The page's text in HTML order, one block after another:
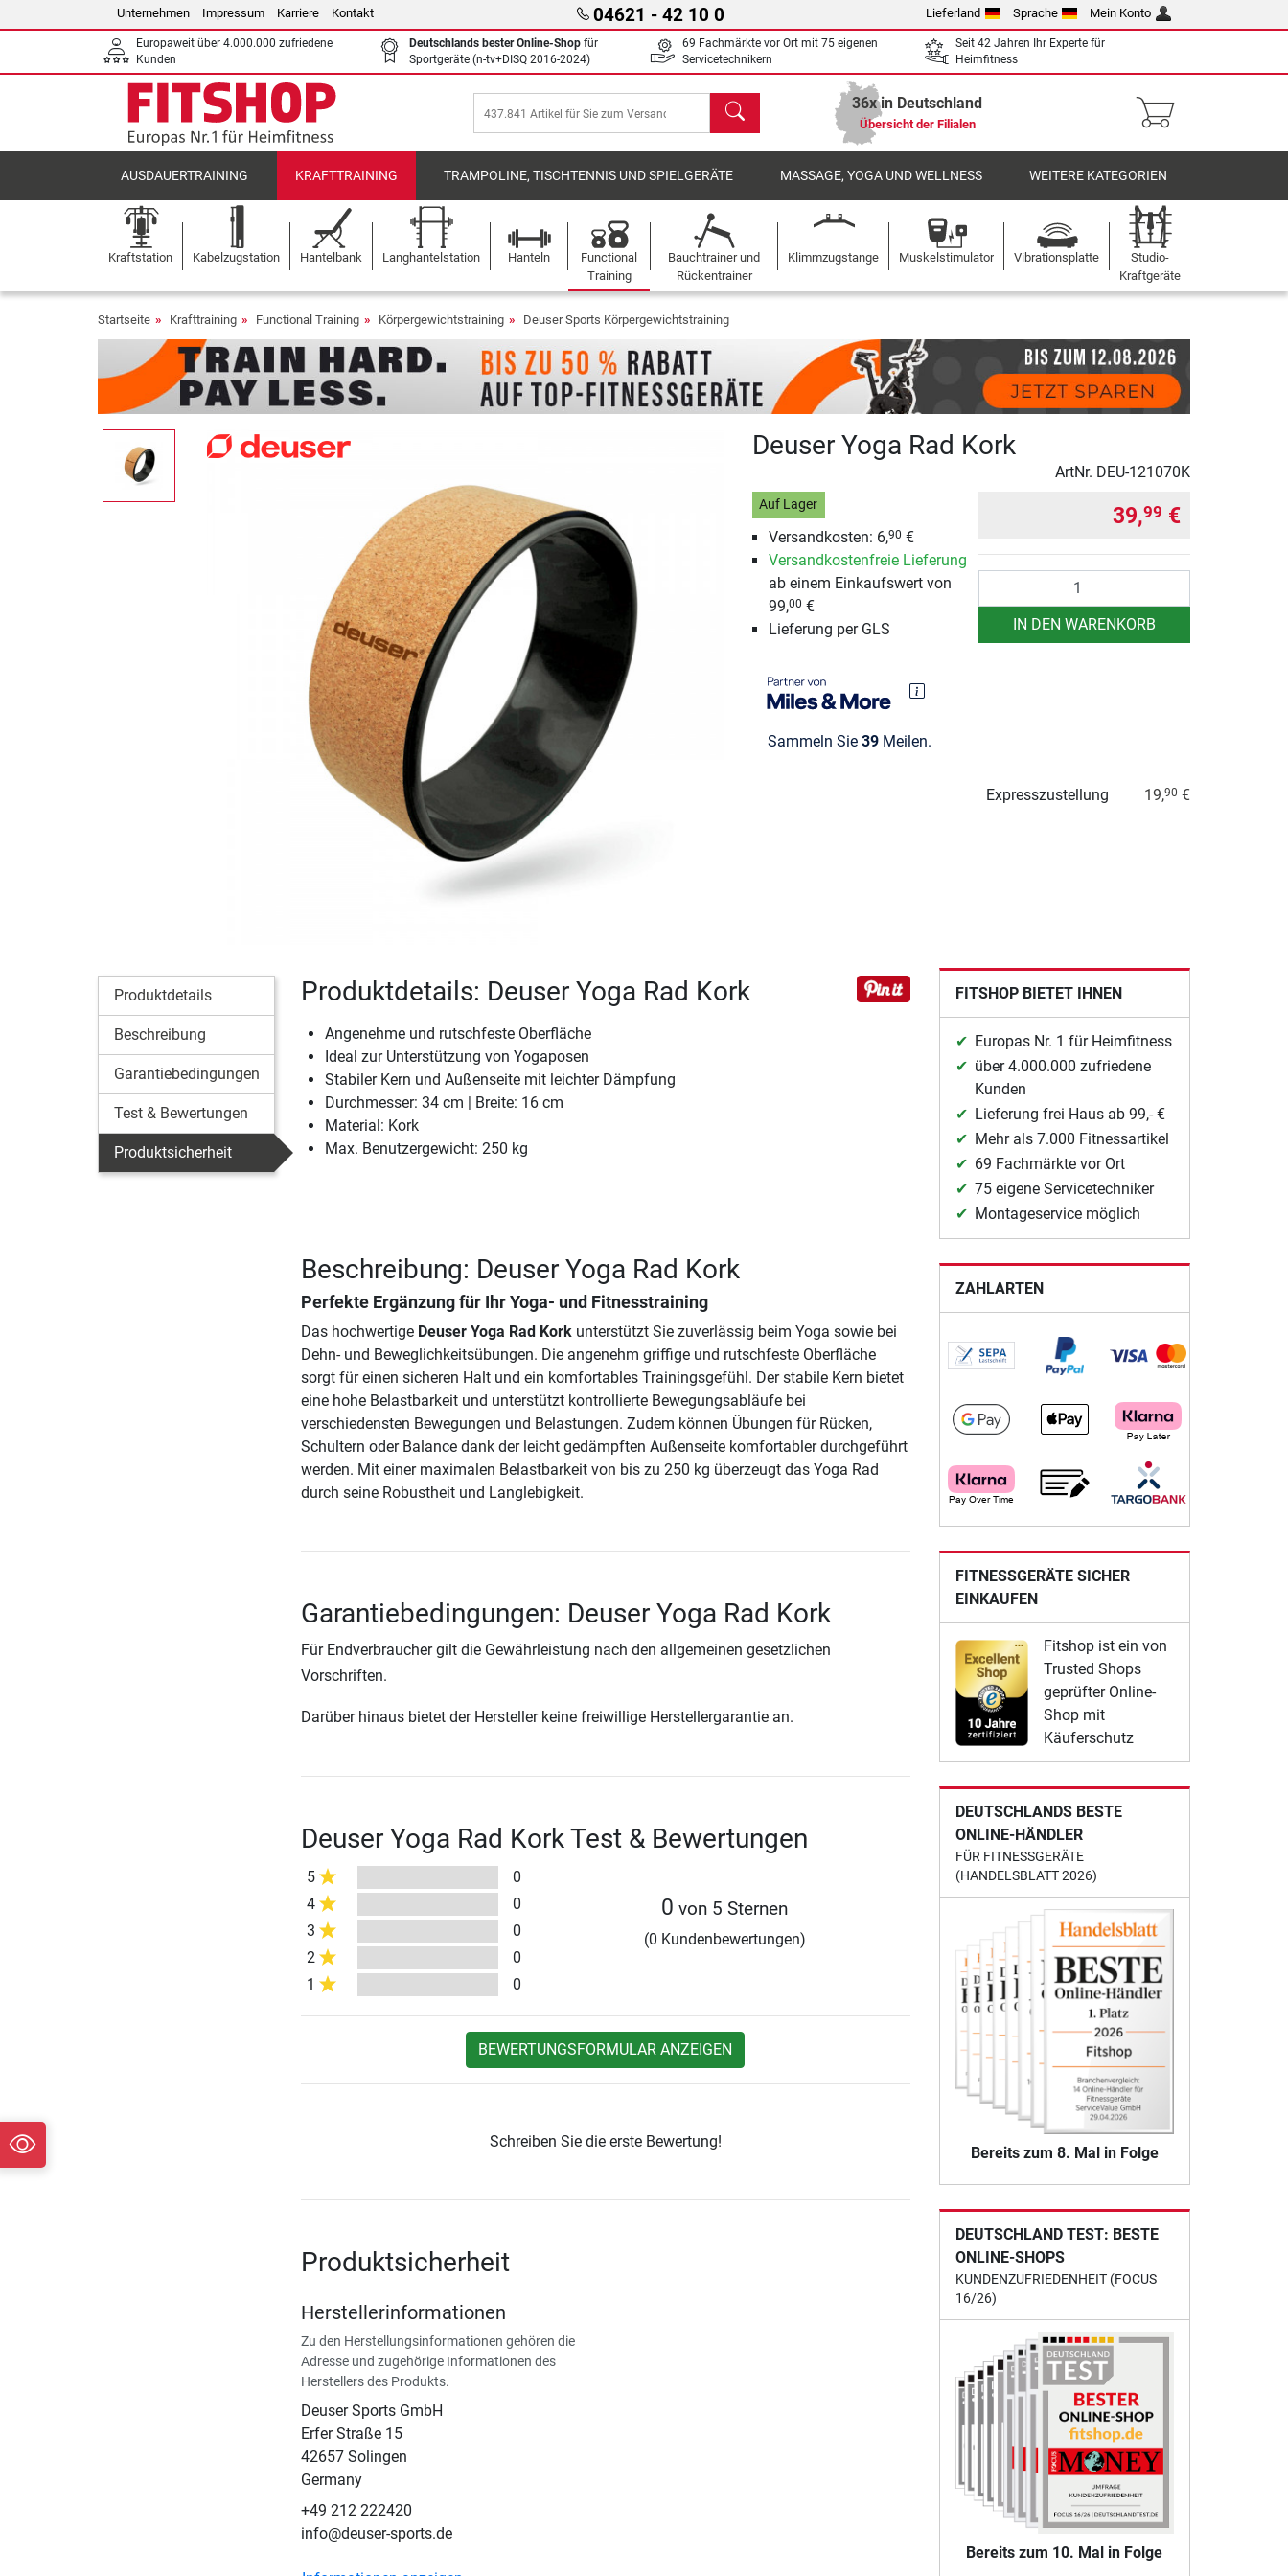
Unternehmen Impressum Karriere Kontakt 04621 - 42 10 0 Lieferland Sprache Mein Konto
Europaweit über 4.000.000 zufriedene
Kunden
Deutschlands bester Online-Shop für
Sportgeräte (n-tv+DISQ 2016-2024)
69 Fachmärkte vor Ort mit 75 eigenen
Servicetechnikern
Seit 42 Jahren Ihr Experte für
Heimfitness
Suchen 36x in Deutschland
Übersicht der Filialen
AUSDAUERTRAINING KRAFTTRAINING TRAMPOLINE, TISCHTENNIS UND SPIELGERÄTE MASSAGE, YOGA UND WELLNESS WEITERE KATEGORIEN
Kraftstation Kabelzugstation Hantelbank Langhantelstation Hanteln
Functional
Training
Bauchtrainer und
Rückentrainer
Klimmzugstange Muskelstimulator Vibrationsplatte
Studio-
Kraftgeräte
Startseite Krafttraining Functional Training Körpergewichtstraining Deuser Sports Körpergewichtstraining
Deuser Yoga Rad Kork
ArtNr. DEU-121070K
Auf Lager
Versandkosten: 6,90 €
Versandkostenfreie Lieferung
ab einem Einkaufswert von
99,00 €
Lieferung per GLS
Sammeln Sie 39Meilen.
39,99 €
IN DEN WARENKORB
Expresszustellung 19,90 €
Produktdetails
Beschreibung
Garantiebedingungen
Test & Bewertungen
Produktsicherheit
Produktdetails: Deuser Yoga Rad Kork
Angenehme und rutschfeste Oberfläche
Ideal zur Unterstützung von Yogaposen
Stabiler Kern und Außenseite mit leichter Dämpfung
Durchmesser: 34 cm | Breite: 16 cm
Material: Kork
Max. Benutzergewicht: 250 kg
Beschreibung: Deuser Yoga Rad Kork
Perfekte Ergänzung für Ihr Yoga- und Fitnesstraining
Das hochwertige Deuser Yoga Rad Korkunterstützt Sie zuverlässig beim Yoga sowie bei
Dehn- und Beweglichkeitsübungen. Die angenehm griffige und rutschfeste Oberfläche
sorgt für einen sicheren Halt und ein komfortables Trainingsgefühl. Der stabile Kern bietet
eine hohe Belastbarkeit und unterstützt kontrollierte Bewegungsabläufe bei
verschiedensten Bewegungen und Belastungen. Zudem können Übungen für Rücken,
Schultern oder Balance dank der leicht gedämpften Außenseite komfortabler durchgeführt
werden. Mit einer maximalen Belastbarkeit von bis zu 250 kg überzeugt das Yoga Rad
durch seine Robustheit und Langlebigkeit.
Garantiebedingungen: Deuser Yoga Rad Kork
Für Endverbraucher gilt die Gewährleistung nach den allgemeinen gesetzlichen
Vorschriften.
Darüber hinaus bietet der Hersteller keine freiwillige Herstellergarantie an.
Deuser Yoga Rad Kork Test & Bewertungen
5
0
4
0
3
0
2
0
1
0
0 von 5 Sternen
(0 Kundenbewertungen)
BEWERTUNGSFORMULAR ANZEIGEN
Schreiben Sie die erste Bewertung!
Produktsicherheit
Herstellerinformationen
Zu den Herstellungsinformationen gehören die
Adresse und zugehörige Informationen des
Herstellers des Produkts.
Deuser Sports GmbH
Erfer Straße 15
42657 Solingen
Germany
+49 212 222420
info@deuser-sports.de
FITSHOP BIETET IHNEN
Europas Nr. 1 für Heimfitness
über 4.000.000 zufriedene
Kunden
Lieferung frei Haus ab 99,- €
Mehr als 7.000 Fitnessartikel
69 Fachmärkte vor Ort
75 eigene Servicetechniker
Montageservice möglich
ZAHLARTEN
FITNESSGERÄTE SICHER
EINKAUFEN
Fitshop ist ein von
Trusted Shops
geprüfter Online-
Shop mit
Käuferschutz
DEUTSCHLANDS BESTE
ONLINE-HÄNDLER
FÜR FITNESSGERÄTE
(HANDELSBLATT 2026)
Bereits zum 8. Mal in Folge
DEUTSCHLAND TEST: BESTE
ONLINE-SHOPS
KUNDENZUFRIEDENHEIT (FOCUS
16/26)
Bereits zum 10. Mal in Folge